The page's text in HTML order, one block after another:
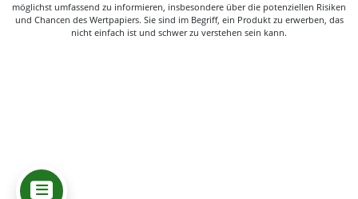
möglichst umfassend zu informieren, insbesondere über die potenziellen Risiken
und Chancen des Wertpapiers. Sie sind im Begriff, ein Produkt zu erwerben, das
nicht einfach ist und schwer zu verstehen sein kann.